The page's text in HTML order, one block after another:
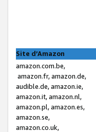
Site d’Amazon
amazon.com.be,
amazon.fr, amazon.de,
audible.de, amazon.ie,
amazon.it, amazon.nl,
amazon.pl, amazon.es,
amazon.se,
amazon.co.uk,